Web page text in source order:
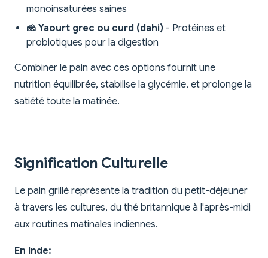
monoinsaturées saines
🧀 Yaourt grec ou curd (dahi) - Protéines et
probiotiques pour la digestion
Combiner le pain avec ces options fournit une
nutrition équilibrée, stabilise la glycémie, et prolonge la
satiété toute la matinée.
Signification Culturelle
Le pain grillé représente la tradition du petit-déjeuner
à travers les cultures, du thé britannique à l'après-midi
aux routines matinales indiennes.
En Inde: